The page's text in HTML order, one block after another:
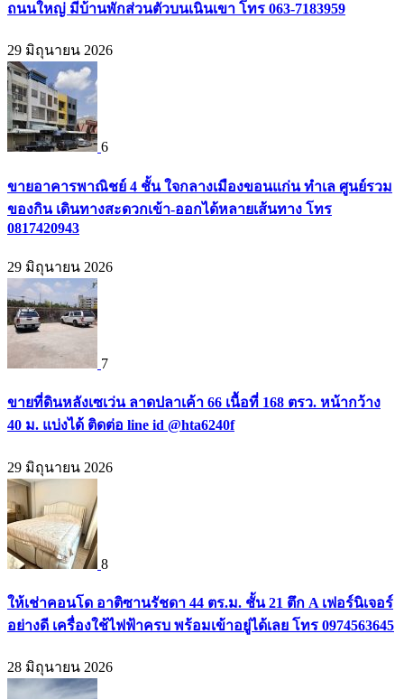
ถนนใหญ่ มีบ้านพักส่วนตัวบนเนินเขา โทร 063-7183959
29 มิถุนายน 2026
6
ขายอาคารพาณิชย์ 4 ชั้น ใจกลางเมืองขอนแก่น ทำเล ศูนย์รวม
ของกิน เดินทางสะดวกเข้า-ออกได้หลายเส้นทาง โทร
0817420943
29 มิถุนายน 2026
7
ขายที่ดินหลังเซเว่น ลาดปลาเค้า 66 เนื้อที่ 168 ตรว. หน้ากว้าง
40 ม. แบ่งได้ ติดต่อ line id @hta6240f
29 มิถุนายน 2026
8
ให้เช่าคอนโด อาติซานรัชดา 44 ตร.ม. ชั้น 21 ตึก A เฟอร์นิเจอร์
อย่างดี เครื่องใช้ไฟฟ้าครบ พร้อมเข้าอยู่ได้เลย โทร 0974563645
28 มิถุนายน 2026